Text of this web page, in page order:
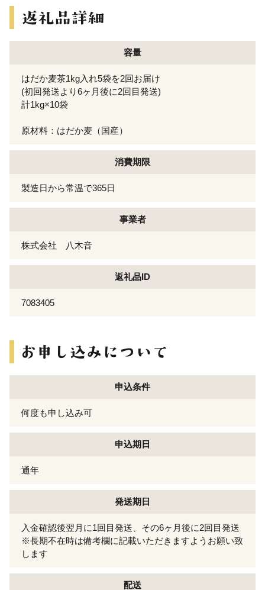
容量
はだか麦茶1kg入れ5袋を2回お届け
(初回発送より6ヶ月後に2回目発送)
計1kg×10袋
原材料：はだか麦（国産）
消費期限
製造日から常温で365日
事業者
株式会社 八木音
返礼品ID
7083405
申込条件
何度も申し込み可
申込期日
通年
発送期日
入金確認後翌月に1回目発送、その6ヶ月後に2回目発送
※長期不在時は備考欄に記載いただきますようお願い致
します
配送